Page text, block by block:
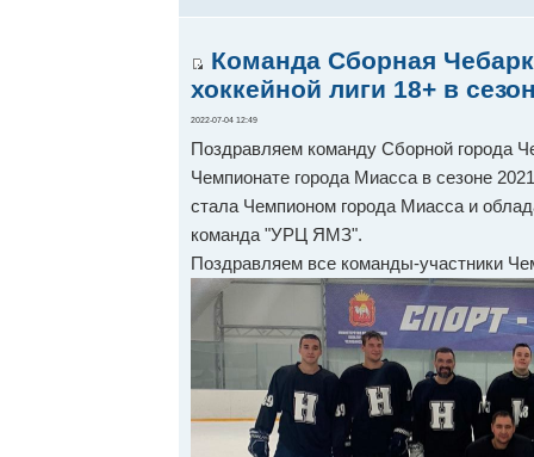
Команда Сборная
хоккейной лиги 18+ в
2022-07-04 12:49
Поздравляем команду Сборной города
Чемпионате города Миасса в сезоне
стала Чемпионом города Миасса и
команда "УРЦ ЯМЗ".
Поздравляем все команды-участники